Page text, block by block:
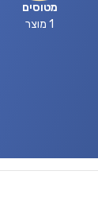
מטוסים
1 מוצר